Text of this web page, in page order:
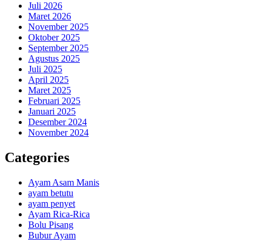
Juli 2026
Maret 2026
November 2025
Oktober 2025
September 2025
Agustus 2025
Juli 2025
April 2025
Maret 2025
Februari 2025
Januari 2025
Desember 2024
November 2024
Categories
Ayam Asam Manis
ayam betutu
ayam penyet
Ayam Rica-Rica
Bolu Pisang
Bubur Ayam